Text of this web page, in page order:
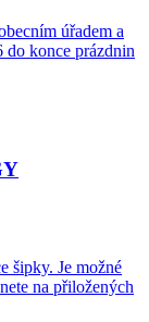
úřadem a
do konce prázdnin
šipky. Je možné
na přiložených